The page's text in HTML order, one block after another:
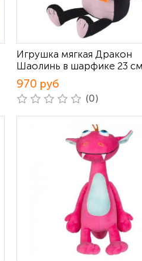
Игрушка мягкая Дракон
Шаолинь в шарфике 23
970 руб
(0)